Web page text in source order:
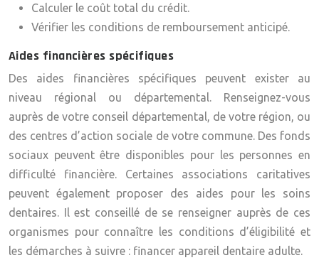
Calculer le coût total du crédit.
Vérifier les conditions de remboursement anticipé.
Aides financières spécifiques
Des aides financières spécifiques peuvent exister au
niveau régional ou départemental. Renseignez-vous
auprès de votre conseil départemental, de votre région, ou
des centres d’action sociale de votre commune. Des fonds
sociaux peuvent être disponibles pour les personnes en
difficulté financière. Certaines associations caritatives
peuvent également proposer des aides pour les soins
dentaires. Il est conseillé de se renseigner auprès de ces
organismes pour connaître les conditions d’éligibilité et
les démarches à suivre : financer appareil dentaire adulte.